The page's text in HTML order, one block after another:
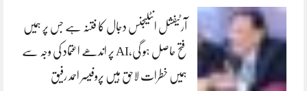
آرٹیفشل انٹلیجنس دجال کا فتنہ ہے جس پر ہمیں
فتح حاصل ہو گی،AI پر اندھے اعتماد کی وجہ سے
ہمیں خطرات لاحق ہیں پروفیسر احمد رفیق